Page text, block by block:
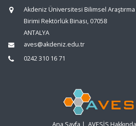
Akdeniz Üniversitesi Bilimsel
Birimi Rektörlük Binası, 07058
ANTALYA
aves@akdeniz.edu.tr
0242 310 16 71
Ana Sayfa | AVESİS Hakkında